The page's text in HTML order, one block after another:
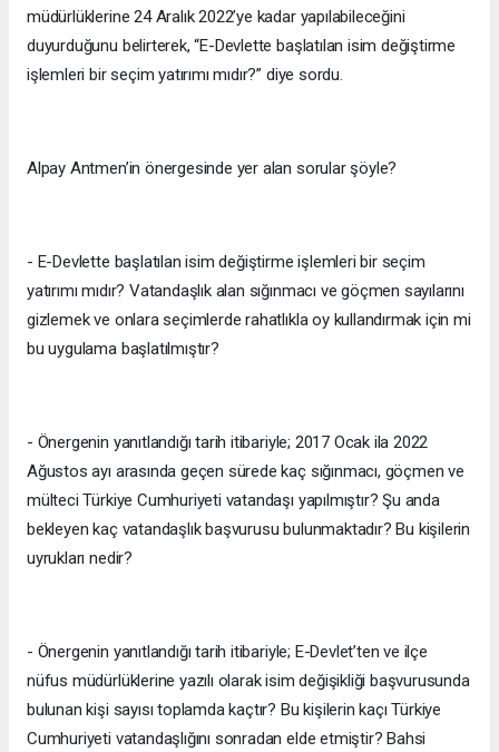
müdürlüklerine 24 Aralık 2022’ye kadar yapılabileceğini
duyurduğunu belirterek, “E-Devlette başlatılan isim değiştirme
işlemleri bir seçim yatırımı mıdır?” diye sordu.
Alpay Antmen’in önergesinde yer alan sorular şöyle?
- E-Devlette başlatılan isim değiştirme işlemleri bir seçim
yatırımı mıdır? Vatandaşlık alan sığınmacı ve göçmen sayılarını
gizlemek ve onlara seçimlerde rahatlıkla oy kullandırmak için mi
bu uygulama başlatılmıştır?
- Önergenin yanıtlandığı tarih itibariyle; 2017 Ocak ila 2022
Ağustos ayı arasında geçen sürede kaç sığınmacı, göçmen ve
mülteci Türkiye Cumhuriyeti vatandaşı yapılmıştır? Şu anda
bekleyen kaç vatandaşlık başvurusu bulunmaktadır? Bu kişilerin
uyrukları nedir?
- Önergenin yanıtlandığı tarih itibariyle; E-Devlet’ten ve ilçe
nüfus müdürlüklerine yazılı olarak isim değişikliği başvurusunda
bulunan kişi sayısı toplamda kaçtır? Bu kişilerin kaçı Türkiye
Cumhuriyeti vatandaşlığını sonradan elde etmiştir? Bahsi